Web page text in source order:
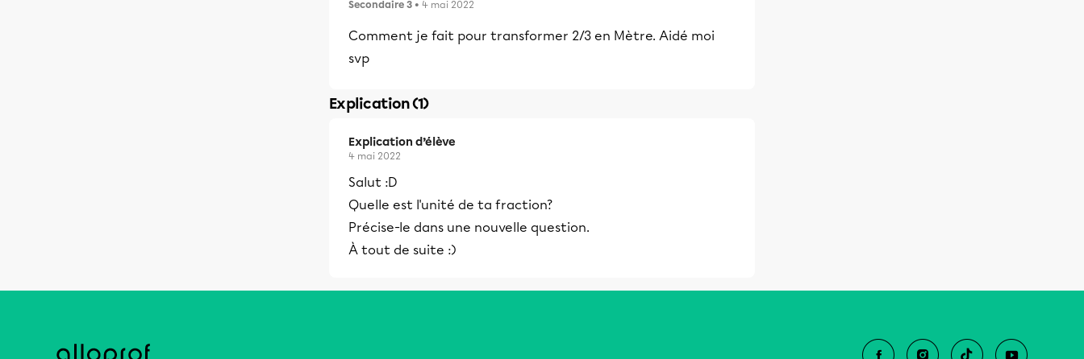
Secondaire 3 • 4 mai 2022
Comment je fait pour transformer 2/3 en Mètre. Aidé moi
svp
Explication (1)
Explication d’élève
4 mai 2022
Salut :D
Quelle est l'unité de ta fraction?
Précise-le dans une nouvelle question.
À tout de suite :)